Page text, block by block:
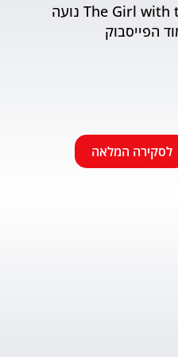
The Girl with the Book נועה
הפייסבוק
לסקירה המלאה